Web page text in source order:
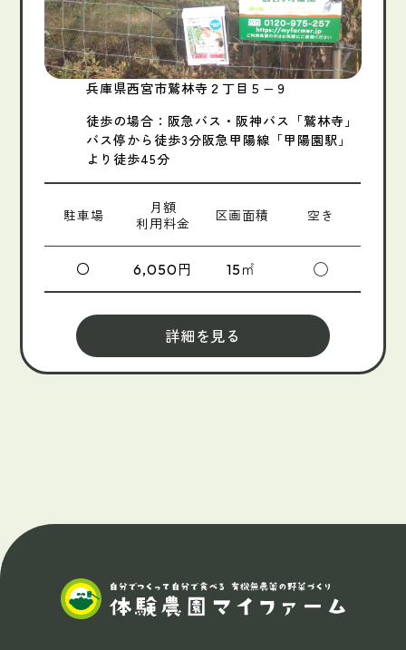
兵庫県西宮市鷲林寺２丁目５−９
徒歩の場合：阪急バス・阪神バス「鷲林寺」
バス停から徒歩3分阪急甲陽線「甲陽園駅」
より徒歩45分
駐車場
月額
利用料金
区画面積 空き
〇 6,050円 15㎡ ◯
詳細を見る